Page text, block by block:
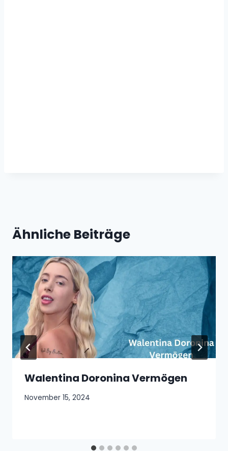
Ähnliche Beiträge
Walentina Doronina Vermögen
November 15, 2024